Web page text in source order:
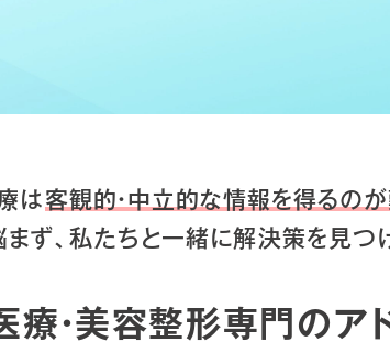
は客観的・中立的な情報を得るのが
ず、私たちと一緒に解決策を見つ
療・美容整形専門のア